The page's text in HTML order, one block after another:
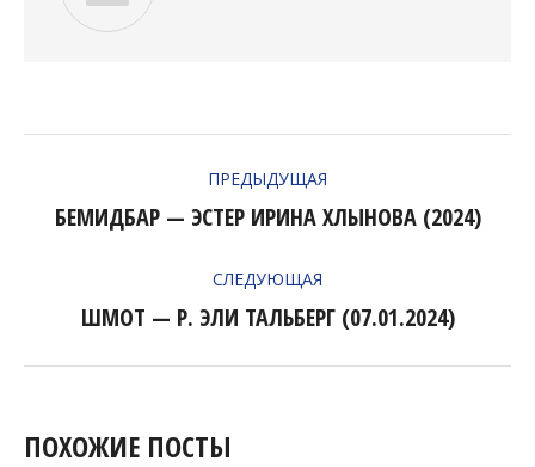
ПО
ПРЕДЫДУЩАЯ
Предыдущая
БЕМИДБАР — ЭСТЕР ИРИНА ХЛЫНОВА (2024)
СЛЕДУЮЩАЯ
Следующая
ШМОТ — Р. ЭЛИ ТАЛЬБЕРГ (07.01.2024)
ПОХОЖИЕ ПОСТЫ